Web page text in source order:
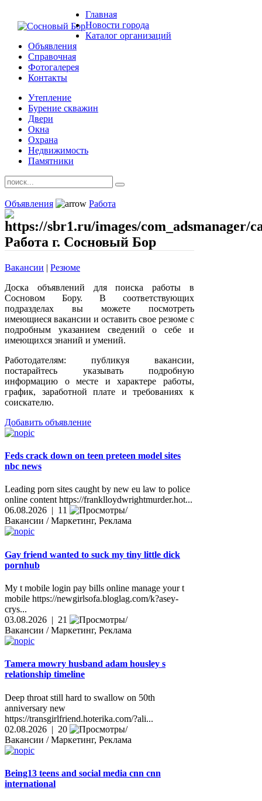
Главная
Новости города
Каталог организаций
Объявления
Справочная
Фотогалерея
Контакты
Утепление
Бурение скважин
Двери
Окна
Охрана
Недвижимость
Памятники
Объявления Работа
Работа г. Сосновый Бор
Вакансии | Резюме
Доска объявлений для поиска работы в
Сосновом Бору. В соответствующих
подразделах вы можете посмотреть
имеющиеся вакансии и оставить свое резюме с
подробным указанием сведений о себе и
имеющихся знаний и умений.
Работодателям: публикуя вакансии,
постарайтесь указывать подробную
информацию о месте и характере работы,
график, заработной плате и требованиях к
соискателю.
Добавить объявление
Feds crack down on teen preteen model sites
nbc news
Leading porn sites caught by new eu law to police
online content https://franklloydwrightmurder.hot...
06.08.2026 | 11
Вакансии / Маркетинг, Реклама
Gay friend wanted to suck my tiny little dick
pornhub
My t mobile login pay bills online manage your t
mobile https://newgirlsofa.bloglag.com/k?asey-
crys...
03.08.2026 | 21
Вакансии / Маркетинг, Реклама
Tamera mowry husband adam housley s
relationship timeline
Deep throat still hard to swallow on 50th
anniversary new
https://transgirlfriend.hoterika.com/?ali...
02.08.2026 | 20
Вакансии / Маркетинг, Реклама
Being13 teens and social media cnn cnn
international